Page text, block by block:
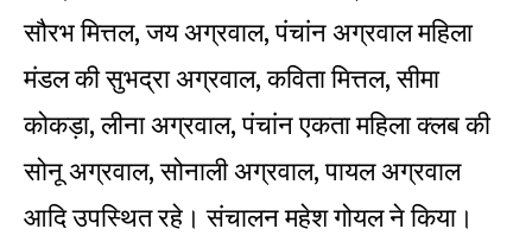
सौरभ मित्तल, जय अग्रवाल, पंचांन अग्रवाल महिला
मंडल की सुभद्रा अग्रवाल, कविता मित्तल, सीमा
कोकड़ा, लीना अग्रवाल, पंचांन एकता महिला क्लब की
सोनू अग्रवाल, सोनाली अग्रवाल, पायल अग्रवाल
आदि उपस्थित रहे। संचालन महेश गोयल ने किया।